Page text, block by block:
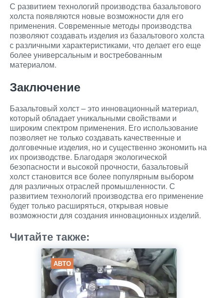
С развитием технологий производства базальтового
холста появляются новые возможности для его
применения. Современные методы производства
позволяют создавать изделия из базальтового холста
с различными характеристиками, что делает его еще
более универсальным и востребованным
материалом.
Заключение
Базальтовый холст – это инновационный материал,
который обладает уникальными свойствами и
широким спектром применения. Его использование
позволяет не только создавать качественные и
долговечные изделия, но и существенно экономить на
их производстве. Благодаря экологической
безопасности и высокой прочности, базальтовый
холст становится все более популярным выбором
для различных отраслей промышленности. С
развитием технологий производства его применение
будет только расширяться, открывая новые
возможности для создания инновационных изделий.
Читайте также:
АВТО